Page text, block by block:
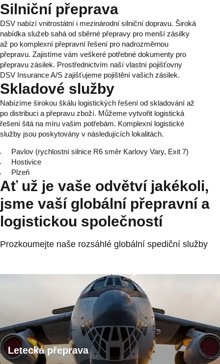
Silniční přeprava
DSV nabízí vnitrostátní i mezinárodní silniční dopravu. Široká
nabídka služeb sahá od sběrné přepravy pro menší zásilky
až po komplexní přepravní řešení pro nadrozměrnou
přepravu. Zajistíme vám veškeré potřebné dokumenty pro
přepravu zásilek. Prostřednictvím naší vlastní pojišťovny
DSV Insurance A/S zajišťujeme pojištění vašich zásilek.
Skladové služby
Nabízíme širokou škálu logistických řešení od skladování až
po distribuci a přepravu zboží. Můžeme vytvořit logistická
řešení šitá na míru vašim potřebám. Komplexní logistické
služby jsou poskytovány v následujících lokalitách.
Pavlov (rychlostní silnice R6 směr Karlovy Vary, Exit 7)
Hostivice
Plzeň
Ať už je vaše odvětví jakékoli,
jsme vaší globální přepravní a
logistickou společností
Prozkoumejte naše rozsáhlé globální spediční služby
Letecká přeprava